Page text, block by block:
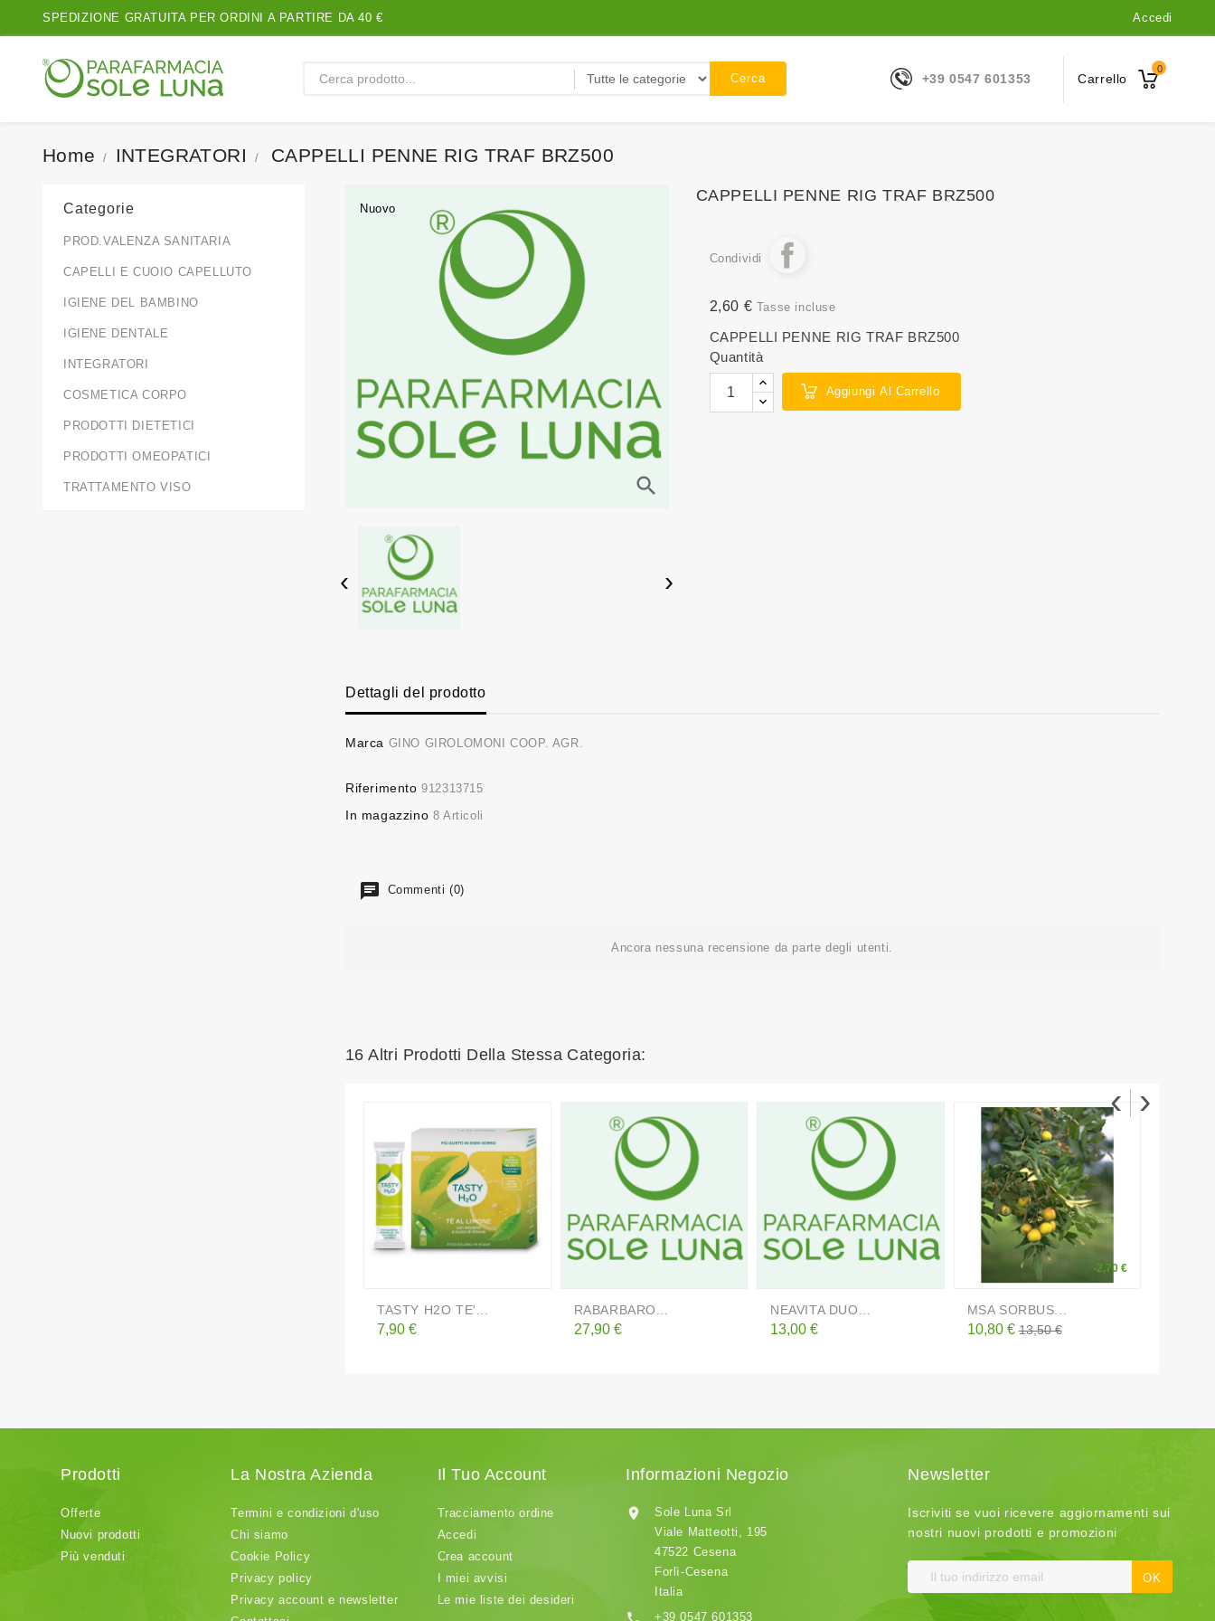
SPEDIZIONE GRATUITA PER ORDINI A PARTIRE DA 40 € Accedi
Carrello
0
+39 0547 601353
Cerca
Home INTEGRATORI CAPPELLI PENNE RIG TRAF BRZ500
Categorie
PROD.VALENZA SANITARIA
CAPELLI E CUOIO CAPELLUTO
IGIENE DEL BAMBINO
IGIENE DENTALE
INTEGRATORI
COSMETICA CORPO
PRODOTTI DIETETICI
PRODOTTI OMEOPATICI
TRATTAMENTO VISO
Nuovo
search
‹ ›
CAPPELLI PENNE RIG TRAF BRZ500
Condividi
2,60 € Tasse incluse
CAPPELLI PENNE RIG TRAF BRZ500
Quantità
Aggiungi Al Carrello
Dettagli del prodotto
Marca GINO GIROLOMONI COOP. AGR.
Riferimento 912313715
In magazzino 8 Articoli
Commenti (0)
Ancora nessuna recensione da parte degli utenti.
16 Altri Prodotti Della Stessa Categoria:
TASTY H2O TE'...
Prezzo
7,90 €
RABARBARO...
Prezzo
27,90 €
NEAVITA DUO...
Prezzo
13,00 €
MSA SORBUS...
Prezzo
10,80 €
-2,70 €
Prezzo
13,50 €
‹ ›
Prodotti
Offerte
Nuovi prodotti
Più venduti
La Nostra Azienda
Termini e condizioni d'uso
Chi siamo
Cookie Policy
Privacy policy
Privacy account e newsletter
Il Tuo Account
Tracciamento ordine
Accedi
Crea account
I miei avvisi
Le mie liste dei desideri
Informazioni Negozio

Sole Luna Srl
Viale Matteotti, 195
47522 Cesena
Forlì-Cesena
Italia
+39 0547 601353
Newsletter
Iscriviti se vuoi ricevere aggiornamenti sui
nostri nuovi prodotti e promozioni